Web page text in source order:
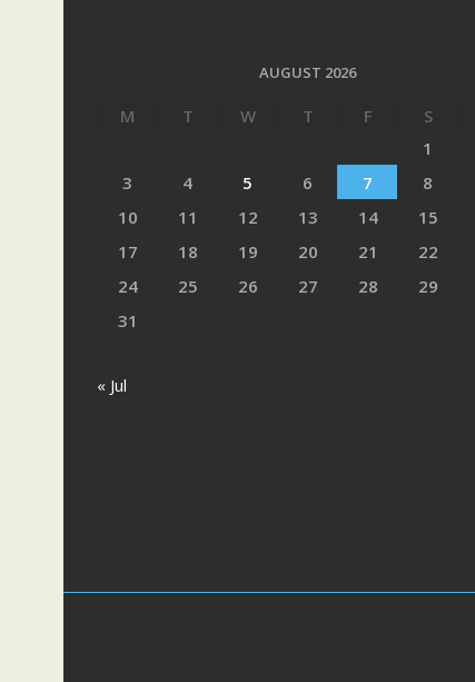
AUGUST 2026
M T W T F S
1
3
4 5 6 7 8
10
11 12 13 14 15
17
18 19 20 21 22
24
25 26 27 28 29
31
« Jul